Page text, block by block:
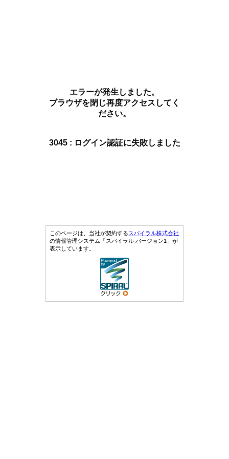
エラーが発生しました。
ブラウザを閉じ再度アクセスしてく
ださい。
3045 : ログイン認証に失敗しました
このページは、当社が契約するスパイラル株式会社
の情報管理システム「スパイラル バージョン1」が
表示しています。